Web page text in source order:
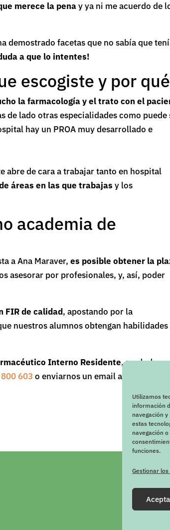
Utilizamos
información
navegación
estas
navegación
funciones.
Gestionar
merece la penay ya ni me acuerdo de
demostrado facetas que no sabía que
a que lo intentes!
escogiste y por
la farmacología y el trato con el
de lado otras especialidades como puede
hay un PROA muy desarrollado e
abre de cara a trabajar tanto en hospital
áreas en las que trabajas y los
academia de
a Ana Maraver,es posible obtener la
asesorar por profesionales, y, así, poder
FIR de calidad, apostando por la
nuestros alumnos obtengan habilidades
Interno Residente, no dudes
603 o enviarnos un email a